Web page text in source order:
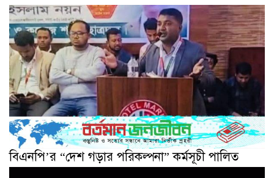
বিএনপি’র “দেশ গড়ার পরিকল্পনা” কর্মসূচী পালিত